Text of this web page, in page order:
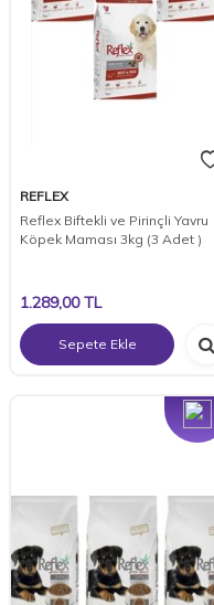
REFLEX
Reflex Biftekli ve Pirinçli Yavru
Köpek Maması 3kg (3 Adet )
1.289,00TL
Sepete Ekle
Yeni